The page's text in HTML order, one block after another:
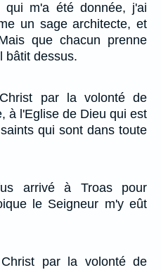
m'a été donnée, j'ai
un sage architecte, et
que chacun prenne
bâtit dessus.
par la volonté de
à l'Eglise de Dieu qui est
qui sont dans toute
arrivé à Troas pour
le Seigneur m'y eût
par la volonté de